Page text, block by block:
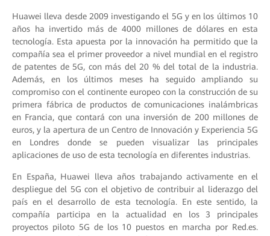
Huawei lleva desde 2009 investigando el 5G y en los últimos 10
años ha invertido más de 4000 millones de dólares en esta
tecnología. Esta apuesta por la innovación ha permitido que la
compañía sea el primer proveedor a nivel mundial en el registro
de patentes de 5G, con más del 20 % del total de la industria.
Además, en los últimos meses ha seguido ampliando su
compromiso con el continente europeo con la construcción de su
primera fábrica de productos de comunicaciones inalámbricas
en Francia, que contará con una inversión de 200 millones de
euros, y la apertura de un Centro de Innovación y Experiencia 5G
en Londres donde se pueden visualizar las principales
aplicaciones de uso de esta tecnología en diferentes industrias.
En España, Huawei lleva años trabajando activamente en el
despliegue del 5G con el objetivo de contribuir al liderazgo del
país en el desarrollo de esta tecnología. En este sentido, la
compañía participa en la actualidad en los 3 principales
proyectos piloto 5G de los 10 puestos en marcha por Red.es.